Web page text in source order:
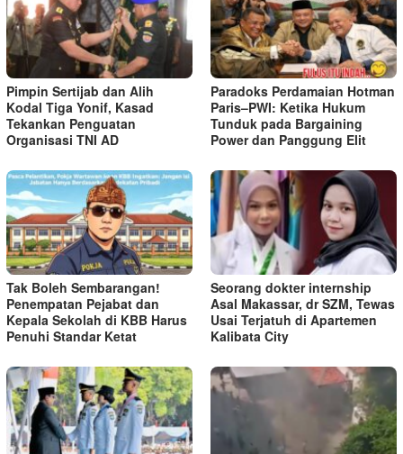
Pimpin Sertijab dan Alih
Kodal Tiga Yonif, Kasad
Tekankan Penguatan
Organisasi TNI AD
Paradoks Perdamaian Hotman
Paris–PWI: Ketika Hukum
Tunduk pada Bargaining
Power dan Panggung Elit
Tak Boleh Sembarangan!
Penempatan Pejabat dan
Kepala Sekolah di KBB Harus
Penuhi Standar Ketat ​
Seorang dokter internship
Asal Makassar, dr SZM, Tewas
Usai Terjatuh di Apartemen
Kalibata City